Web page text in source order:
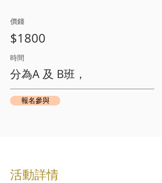
​價錢
$1800
​時間​
分為A 及 B班，
報名參與
​活動詳情